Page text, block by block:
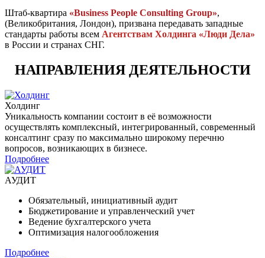
Штаб-квартира «Business People Consulting Group»,
(Великобритания, Лондон), призвана передавать западные
стандарты работы всем Агентствам Холдинга «Люди Дела»
в России и странах СНГ.
НАПРАВЛЕНИЯ ДЕЯТЕЛЬНОСТИ
Холдинг
Уникальность компании состоит в её возможности
осуществлять комплексный, интегрированный, современный
консалтинг сразу по максимально широкому перечню
вопросов, возникающих в бизнесе.
Подробнее
АУДИТ
Обязательный, инициативный аудит
Бюджетирование и управленческий учет
Ведение бухгалтерского учета
Оптимизация налогообложения
Подробнее